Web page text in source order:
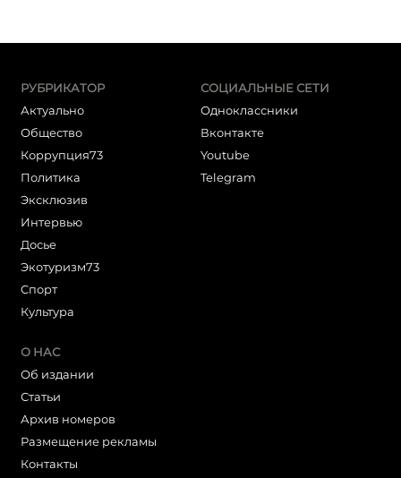
РУБРИКАТОР
Актуально
Общество
Коррупция73
Политика
Эксклюзив
Интервью
Досье
Экотуризм73
Cпорт
Культура
СОЦИАЛЬНЫЕ СЕТИ
Одноклассники
Вконтакте
Youtube
Telegram
О НАС
Об издании
Статьи
Архив номеров
Размещение рекламы
Контакты